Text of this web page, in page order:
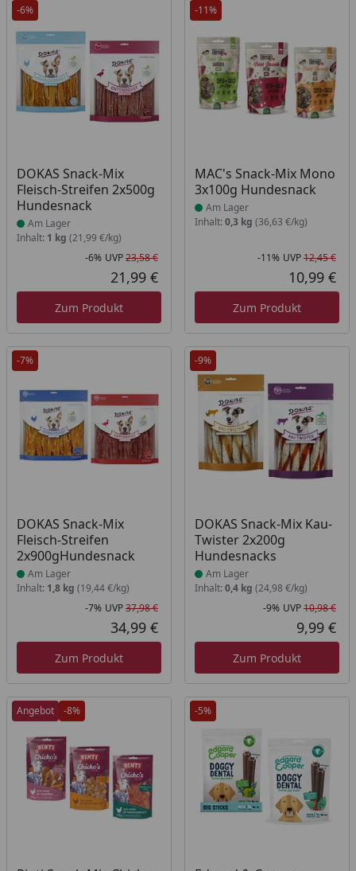
-6%
DOKAS Snack-Mix
Fleisch-Streifen 2x500g
Hundesnack
Produkt am Lager
Am Lager
Inhalt: 1 kg (21,99 €/kg)
Rabatt in Prozent
-6%
Ursprünglicher Preis
UVP23,58 €
Aktueller Preis
21,99 €
Zum Produkt
-11%
MAC's Snack-Mix Mono
3x100g Hundesnack
Produkt am Lager
Am Lager
Inhalt: 0,3 kg (36,63 €/kg)
-11% UVP12,45 €
10,99 €
Zum Produkt
-7%
DOKAS Snack-Mix
Fleisch-Streifen
2x900gHundesnack
Produkt am Lager
Am Lager
Inhalt: 1,8 kg (19,44 €/kg)
Rabatt in Prozent
-7%
Ursprünglicher Preis
UVP37,98 €
Aktueller Preis
34,99 €
Zum Produkt
-9%
DOKAS Snack-Mix Kau-
Twister 2x200g
Hundesnacks
Produkt am Lager
Am Lager
Inhalt: 0,4 kg (24,98 €/kg)
-9% UVP10,98 €
9,99 €
Zum Produkt
Angebot -8% -5%